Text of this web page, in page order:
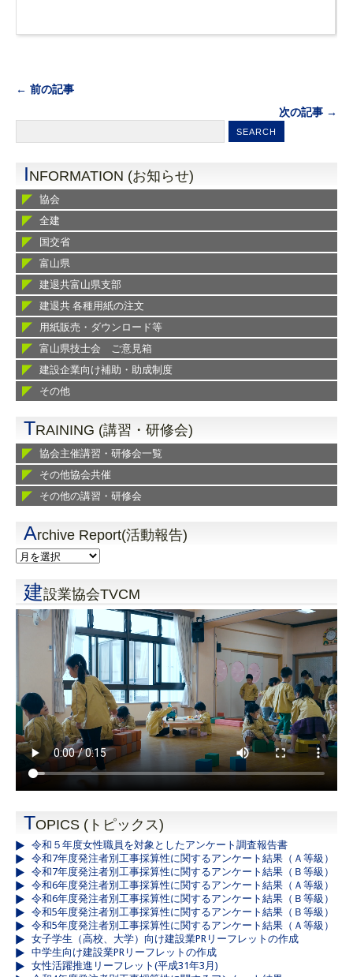
← 前の記事
次の記事 →
INFORMATION (お知らせ)
協会
全建
国交省
富山県
建退共富山県支部
建退共 各種用紙の注文
用紙販売・ダウンロード等
富山県技士会 ご意見箱
建設企業向け補助・助成制度
その他
TRAINING (講習・研修会)
協会主催講習・研修会一覧
その他協会共催
その他の講習・研修会
Archive Report(活動報告)
建設業協会TVCM
TOPICS (トピックス)
令和５年度女性職員を対象としたアンケート調査報告書
令和7年度発注者別工事採算性に関するアンケート結果（Ａ等級）
令和7年度発注者別工事採算性に関するアンケート結果（Ｂ等級）
令和6年度発注者別工事採算性に関するアンケート結果（Ａ等級）
令和6年度発注者別工事採算性に関するアンケート結果（Ｂ等級）
令和5年度発注者別工事採算性に関するアンケート結果（Ｂ等級）
令和5年度発注者別工事採算性に関するアンケート結果（Ａ等級）
女子学生（高校、大学）向け建設業PRリーフレットの作成
中学生向け建設業PRリーフレットの作成
女性活躍推進リーフレット(平成31年3月)